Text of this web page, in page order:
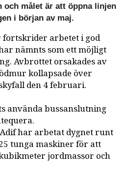
och målet är att öppna linjen
i början av maj.
arbetet i god
nämnts som ett möjligt
Avbrottet orsakades av
kollapsade över
den 4 februari.
använda bussanslutning
har arbetat dygnet runt
tunga maskiner för att
jordmassor och